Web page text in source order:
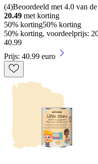
(4)Beoordeeld met 4.0 van
20.49 met korting
50% korting50% korting
50% korting, voordeelprijs:
40.99
Prijs: 40.99 euro